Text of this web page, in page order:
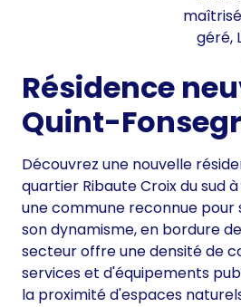
géré,
Résidence
Quint-
Découvrez une nouvelle
quartier Ribaute Croix du sud
une commune reconnue pour
son dynamisme, en bordure
secteur offre une densité de
services et d'équipements
la proximité d'espaces